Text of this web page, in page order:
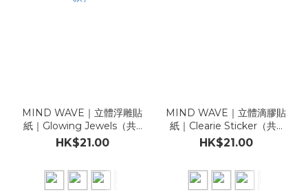
MIND WAVE｜立體浮雕貼
紙｜Glowing Jewels（共6
款）
HK$21.00
MIND WAVE｜立體滴膠貼
紙｜Clearie Sticker（共6
款）
HK$21.00